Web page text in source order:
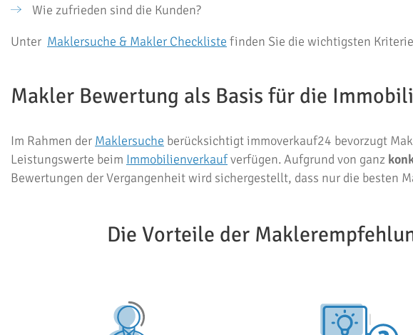
Wie zufrieden sind die Kunden?
Unter Maklersuche & Makler Checkliste finden Sie die wichtigsten
Makler Bewertung als Basis für die
Im Rahmen der Maklersuche berücksichtigt immoverkauf24 bevorzugt
Leistungswerte beim Immobilienverkaufverfügen. Aufgrund von ganz
Bewertungen der Vergangenheit wird sichergestellt, dass nur die besten
Die Vorteile der